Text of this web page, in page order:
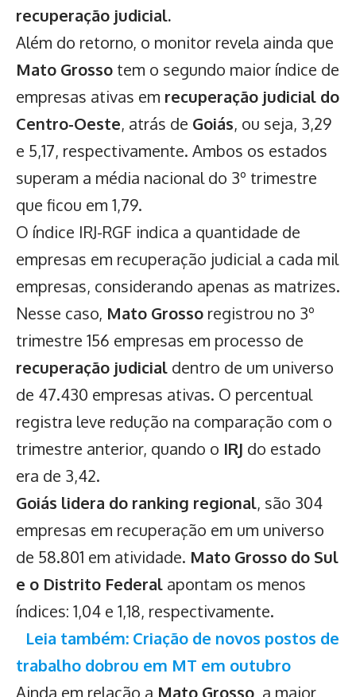
recuperação judicial.
Além do retorno, o monitor revela ainda que
Mato Grosso tem o segundo maior índice de
empresas ativas em recuperação judicial do
Centro-Oeste, atrás de Goiás, ou seja, 3,29
e 5,17, respectivamente. Ambos os estados
superam a média nacional do 3º trimestre
que ficou em 1,79.
O índice IRJ-RGF indica a quantidade de
empresas em recuperação judicial a cada mil
empresas, considerando apenas as matrizes.
Nesse caso, Mato Grosso registrou no 3º
trimestre 156 empresas em processo de
recuperação judicial dentro de um universo
de 47.430 empresas ativas. O percentual
registra leve redução na comparação com o
trimestre anterior, quando o IRJ do estado
era de 3,42.
Goiás lidera do ranking regional, são 304
empresas em recuperação em um universo
de 58.801 em atividade. Mato Grosso do Sul
e o Distrito Federal apontam os menos
índices: 1,04 e 1,18, respectivamente.
Leia também: Criação de novos postos de
trabalho dobrou em MT em outubro
Ainda em relação a Mato Grosso , a maior